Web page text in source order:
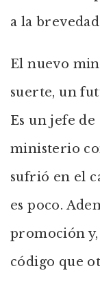
a la
El nuevo
suerte, un
Es un jefe
ministerio
sufrió en el
es poco.
promoción
código que